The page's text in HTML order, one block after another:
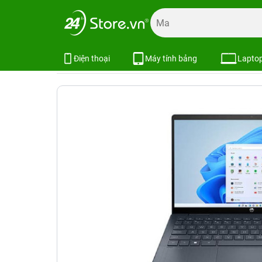
Điện thoại Máy tính bảng
Trang chủ Laptop HP
Laptop HP Pavilion x360 14 (Intel
Xem cấu hình So sánh